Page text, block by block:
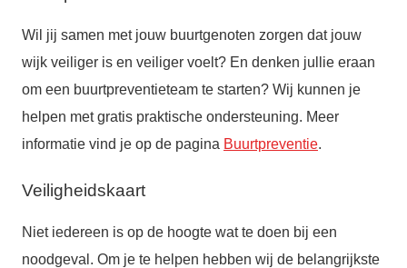
Wil jij samen met jouw buurtgenoten zorgen dat jouw
wijk veiliger is en veiliger voelt? En denken jullie eraan
om een buurtpreventieteam te starten? Wij kunnen je
helpen met gratis praktische ondersteuning. Meer
informatie vind je op de pagina Buurtpreventie.
Veiligheidskaart
Niet iedereen is op de hoogte wat te doen bij een
noodgeval. Om je te helpen hebben wij de belangrijkste